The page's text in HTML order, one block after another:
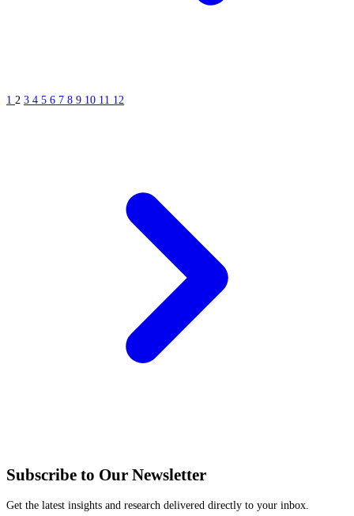
1 2 3 4 5 6 7 8 9 10 11 12
Subscribe to Our Newsletter
Get the latest insights and research delivered directly to your inbox.